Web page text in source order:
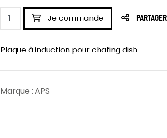
Je commande PARTAGER
Plaque à induction pour chafing dish.
Marque : APS